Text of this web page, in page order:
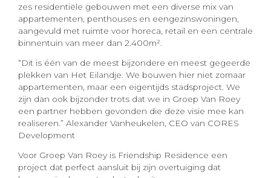
zes residentiële gebouwen met een diverse mix van
appartementen, penthouses en eengezinswoningen,
aangevuld met ruimte voor horeca, retail en een centrale
binnentuin van meer dan 2.400m².
“Dit is één van de meest bijzondere en meest gegeerde
plekken van Het Eilandje. We bouwen hier niet zomaar
appartementen, maar een eigentijds stadsproject. We
zijn dan ook bijzonder trots dat we in Groep Van Roey
een partner hebben gevonden die deze visie mee kan
realiseren.” Alexander Vanheukelen, CEO van CORES
Development
Voor Groep Van Roey is Friendship Residence een
project dat perfect aansluit bij zijn overtuiging dat